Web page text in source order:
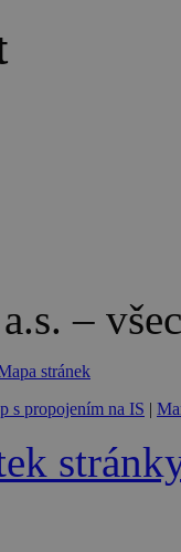
–
stránek
s propojením na IS |